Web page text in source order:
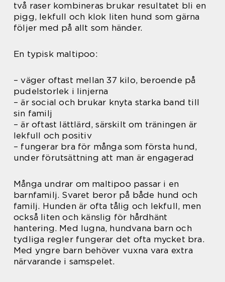
två raser kombineras brukar resultatet bli en
pigg, lekfull och klok liten hund som gärna
följer med på allt som händer.
En typisk maltipoo:
– väger oftast mellan 37 kilo, beroende på
pudelstorlek i linjerna
– är social och brukar knyta starka band till
sin familj
– är oftast lättlärd, särskilt om träningen är
lekfull och positiv
– fungerar bra för många som första hund,
under förutsättning att man är engagerad
Många undrar om maltipoo passar i en
barnfamilj. Svaret beror på både hund och
familj. Hunden är ofta tålig och lekfull, men
också liten och känslig för hårdhänt
hantering. Med lugna, hundvana barn och
tydliga regler fungerar det ofta mycket bra.
Med yngre barn behöver vuxna vara extra
närvarande i samspelet.